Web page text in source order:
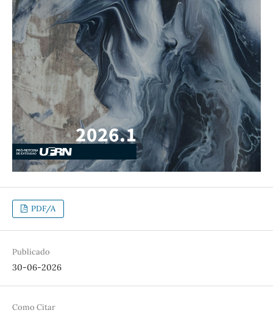
PDF/A
Publicado
30-06-2026
Como Citar